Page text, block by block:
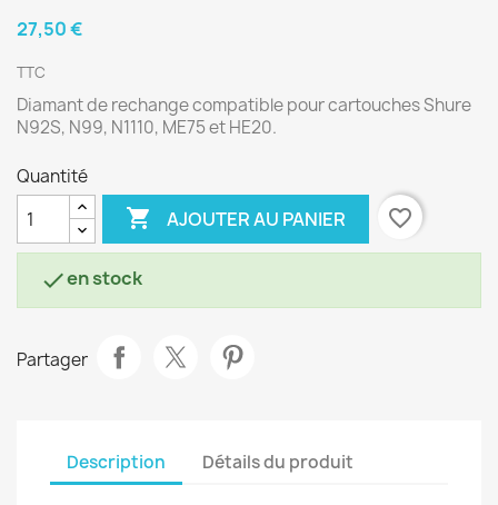
27,50 €
TTC
Diamant de rechange compatible pour cartouches Shure
N92S, N99, N1110, ME75 et HE20.
Quantité
 AJOUTER AU PANIER favorite_border
en stock
Partager
Description Détails du produit